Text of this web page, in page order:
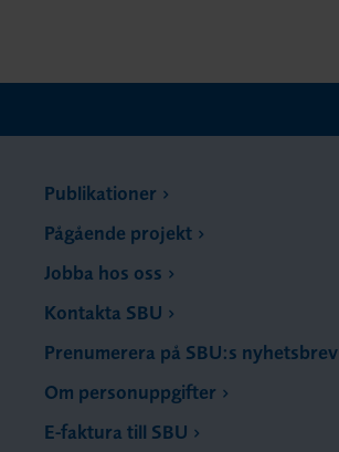
Publikationer
Pågående projekt
Jobba hos oss
Kontakta SBU
Prenumerera på SBU:s nyhetsbrev
Om personuppgifter
E-faktura till SBU